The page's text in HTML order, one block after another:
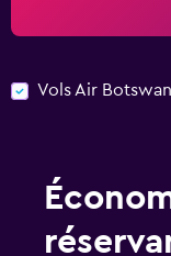
Vols Air